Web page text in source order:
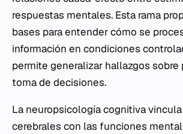
respuestas mentales. Esta rama
bases para entender cómo se
información en condiciones
permite generalizar hallazgos sobre
toma de decisiones.
La neuropsicología cognitiva
cerebrales con las funciones